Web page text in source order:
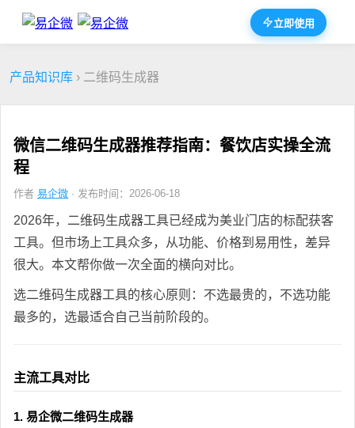
立即使用
产品知识库 › 二维码生成器
微信二维码生成器推荐指南：餐饮店实操全流
程
作者 易企微 · 发布时间：2026-06-18
2026年，二维码生成器工具已经成为美业门店的标配获客
工具。但市场上工具众多，从功能、价格到易用性，差异
很大。本文帮你做一次全面的横向对比。
选二维码生成器工具的核心原则：不选最贵的，不选功能
最多的，选最适合自己当前阶段的。
主流工具对比
1. 易企微二维码生成器